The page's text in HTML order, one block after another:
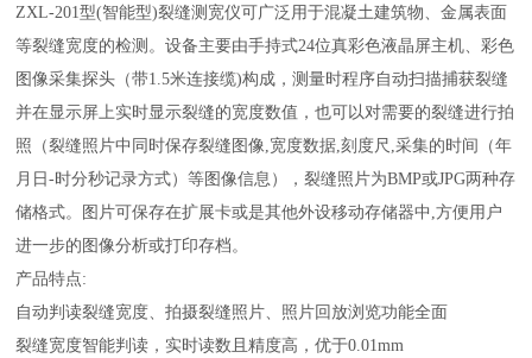
ZXL-201型(智能型)裂缝测宽仪可广泛用于混凝土建筑物、金属表面
等裂缝宽度的检测。设备主要由手持式24位真彩色液晶屏主机、彩色
图像采集探头（带1.5米连接缆)构成，测量时程序自动扫描捕获裂缝
并在显示屏上实时显示裂缝的宽度数值，也可以对需要的裂缝进行拍
照（裂缝照片中同时保存裂缝图像,宽度数据,刻度尺,采集的时间（年
月日-时分秒记录方式）等图像信息），裂缝照片为BMP或JPG两种存
储格式。图片可保存在扩展卡或是其他外设移动存储器中,方便用户
进一步的图像分析或打印存档。
产品特点:
自动判读裂缝宽度、拍摄裂缝照片、照片回放浏览功能全面
裂缝宽度智能判读，实时读数且精度高，优于0.01mm